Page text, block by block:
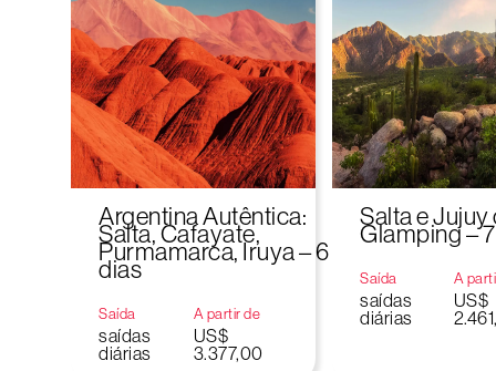
Argentina Autêntica:
Salta, Cafayate,
Purmamarca, Iruya – 6
dias
Saída
saídas
diárias
A partir de
US$
3.377,00
Salta e Jujuy
Glamping –
Saída
saídas
diárias
A
US$